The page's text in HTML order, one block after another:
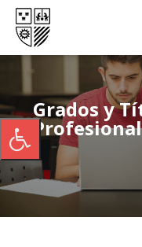
Grados y
Profesional